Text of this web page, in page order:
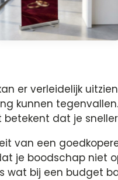
er verleidelijk
kunnen
dat je
van een
je boodschap niet
wat bij een budget